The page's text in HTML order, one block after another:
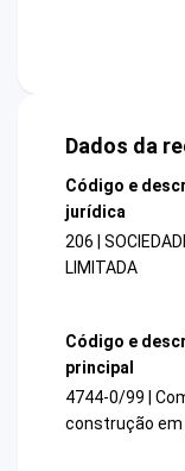
Dados da
Código e
jurídica
206 |
LIMITADA
Código e
principal
4744-0/99 |
construção em